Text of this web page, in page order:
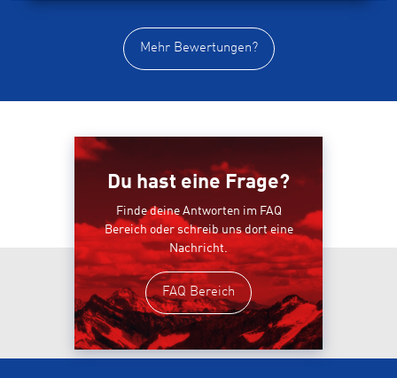
Mehr Bewertungen?
Du hast eine Frage?
Finde deine Antworten im FAQ
Bereich oder schreib uns dort eine
Nachricht.
FAQ Bereich